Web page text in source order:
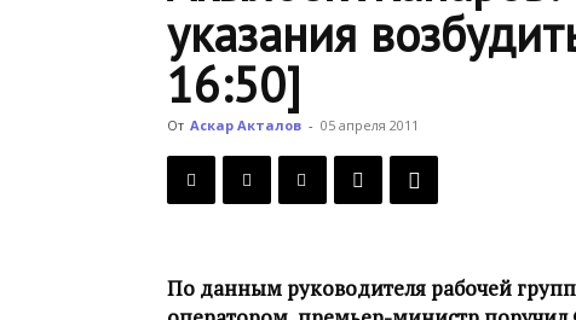
Новости
Кыргызстана
указания
16:50]
От Аскар Акталов - 05 апреля 2011
По данным руководителя рабочей